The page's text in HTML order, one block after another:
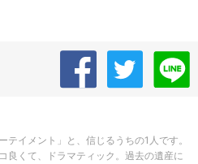
テイメント」と、信じるうちの1人です。
良くて、ドラマティック。過去の遺産に